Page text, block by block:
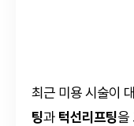
최근 미용 시술이
팅과 턱선리프팅을